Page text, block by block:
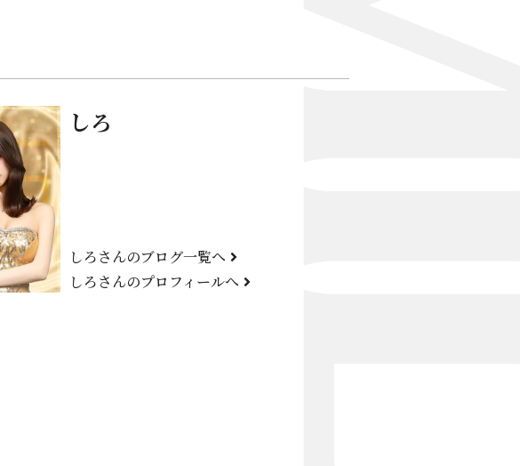
KARMA
しろ
しろさんのブログ一覧へ
しろさんのプロフィールへ